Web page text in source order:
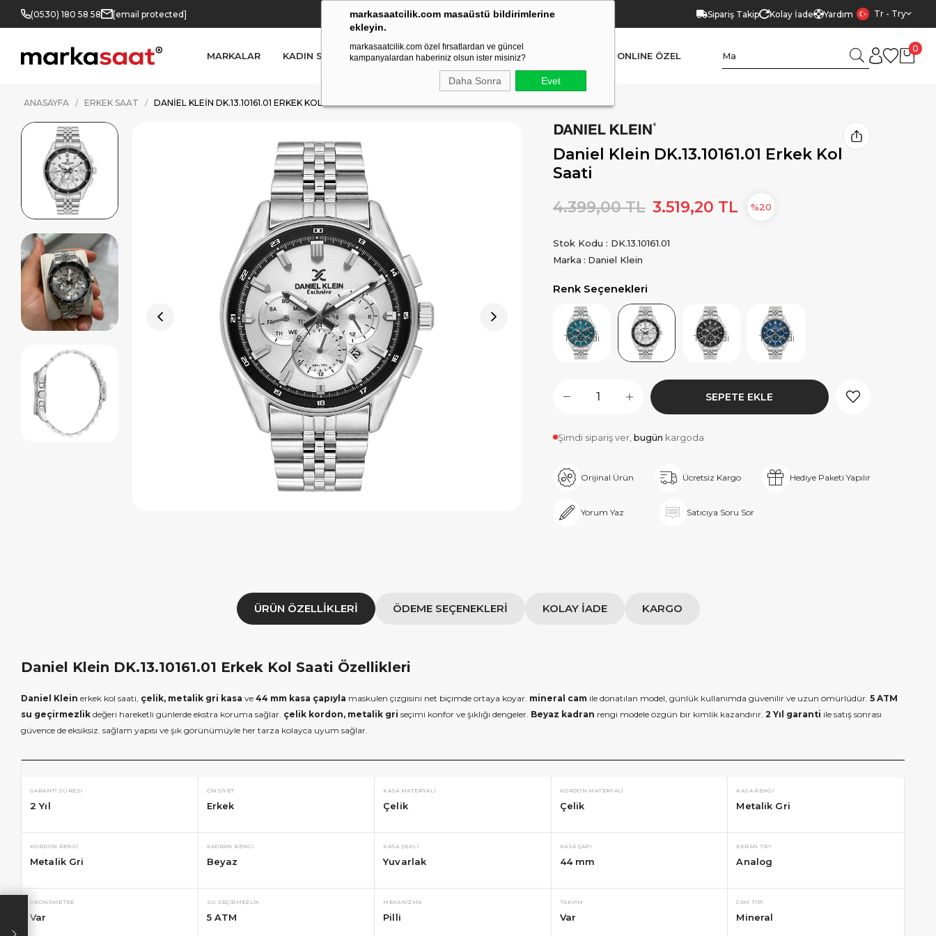
markasaatcilik.com masaüstü bildirimlerine
ekleyin.
markasaatcilik.com özel fırsatlardan ve güncel
kampanyalardan haberiniz olsun ister misiniz?
Daha Sonra Evet
(0530) 180 58 58 [email protected] YETKİLİ SATICI (Ücretsiz Kargo Ve İade) Sipariş Takip Kolay İade Yardım Tr - Try
MARKALAR KADIN SAAT ERKEK SAAT AKILLI SAAT ONLINE ÖZEL
0
ANASAYFA ERKEK SAAT DANIEL KLEIN DK.13.10161.01 ERKEK KOL SAATI
Daniel Klein DK.13.10161.01 Erkek Kol
Saati
4.399,00 TL 3.519,20 TL 20
Stok Kodu
DK.13.10161.01
Marka : Daniel Klein
Renk Seçenekleri
Ürün
Tükendi
Ürün
Tükendi
Ürün
Tükendi
Şimdi sipariş ver, bugün kargoda
Orijinal Ürün Ücretsiz Kargo Hediye Paketi Yapılır
Yorum Yaz Satıcıya Soru Sor
ÜRÜN ÖZELLIKLERI ÖDEME SEÇENEKLERI KOLAY İADE KARGO
Daniel Klein DK.13.10161.01 Erkek Kol Saati Özellikleri
Daniel Klein erkek kol saati, çelik, metalik gri kasa ve 44 mm kasa çapıyla maskulen çizgisini net biçimde ortaya koyar. mineral cam ile donatılan model, günlük kullanımda güvenilir ve uzun ömürlüdür. 5 ATM
su geçirmezlik değeri hareketli günlerde ekstra koruma sağlar. çelik kordon, metalik gri seçimi konfor ve şıklığı dengeler. Beyaz kadran rengi modele özgün bir kimlik kazandırır. 2 Yıl garanti ile satış sonrası
güvence de eksiksiz. sağlam yapısı ve şık görünümüyle her tarza kolayca uyum sağlar.
GARANTI SÜRESI
2 Yıl
CINSIYET
Erkek
KASA MATERYALI
Çelik
KORDON MATERYALI
Çelik
KASA RENGI
Metalik Gri
KORDON RENGI
Metalik Gri
KADRAN RENGI
Beyaz
KASA ŞEKLI
Yuvarlak
KASA ÇAPI
44 mm
EKRAN TIPI
Analog
KRONOMETRE
Var
SU GEÇIRMEZLIK
5 ATM
MEKANIZMA
Pilli
TAKVIM
Var
CAM TIPI
Mineral
× SEPETTE İNDİRİM× SEPETTE İNDİRİM× ×